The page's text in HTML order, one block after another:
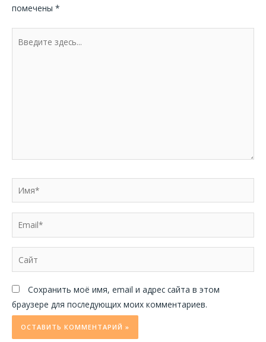
помечены *
здесь...
Email*
Сайт
Сохранить моё имя, email и адрес сайта в этом
браузере для последующих моих комментариев.